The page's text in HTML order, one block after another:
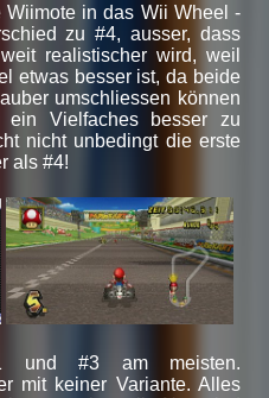
Wiimote in das Wii Wheel -
zu #4, ausser, dass
realistischer wird, weil
etwas besser ist, da beide
umschliessen können
Vielfaches besser zu
nicht unbedingt die erste
als #4!
und #3 am meisten.
mit keiner Variante. Alles